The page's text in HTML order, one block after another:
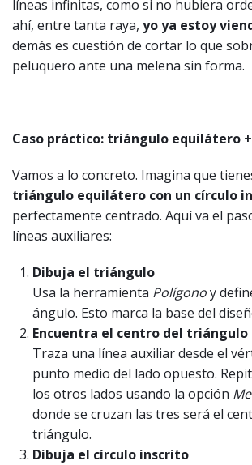
líneas infinitas, como si no hubiera
ahí, entre tanta raya, yo ya estoy
demás es cuestión de cortar lo que
peluquero ante una melena sin forma.
Caso práctico: triángulo equilátero
Vamos a lo concreto. Imagina que
triángulo equilátero con un círculo
perfectamente centrado. Aquí va el
líneas auxiliares:
Dibuja el triángulo
Usa la herramienta Polígonoy
ángulo. Esto marca la base del
Encuentra el centro del triángulo
Traza una línea auxiliar desde el
punto medio del lado opuesto.
los otros lados usando la opción
donde se cruzan las tres será el
triángulo.
Dibuja el círculo inscrito